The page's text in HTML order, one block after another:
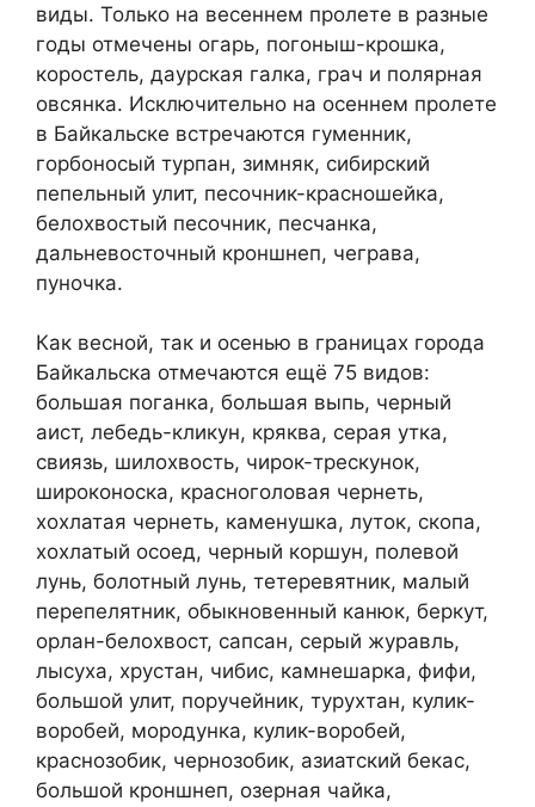
виды. Только на весеннем пролете в разные
годы отмечены огарь, погоныш-крошка,
коростель, даурская галка, грач и полярная
овсянка. Исключительно на осеннем пролете
в Байкальске встречаются гуменник,
горбоносый турпан, зимняк, сибирский
пепельный улит, песочник-красношейка,
белохвостый песочник, песчанка,
дальневосточный кроншнеп, чеграва,
пуночка.
Как весной, так и осенью в границах города
Байкальска отмечаются ещё 75 видов:
большая поганка, большая выпь, черный
аист, лебедь-кликун, кряква, серая утка,
свиязь, шилохвость, чирок-трескунок,
широконоска, красноголовая чернеть,
хохлатая чернеть, каменушка, луток, скопа,
хохлатый осоед, черный коршун, полевой
лунь, болотный лунь, тетеревятник, малый
перепелятник, обыкновенный канюк, беркут,
орлан-белохвост, сапсан, серый журавль,
лысуха, хрустан, чибис, камнешарка, фифи,
большой улит, поручейник, турухтан, кулик-
воробей, мородунка, кулик-воробей,
краснозобик, чернозобик, азиатский бекас,
большой кроншнеп, озерная чайка,